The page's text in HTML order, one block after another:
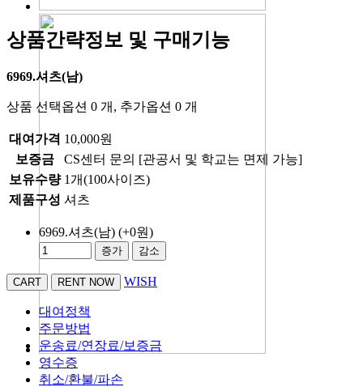
상품간략정보 및 구매기능
6969.셔츠(남)
상품 선택옵션 0 개, 추가옵션 0 개
대여가격 10,000원
보증금
CS센터 문의 [관공서 및 학교는 면제 가능]
보유수량 1개(100사이즈)
제품구성 셔츠
6969.셔츠(남) (+0원)
증가 감소
WISH
대여정책
주문방법
운송료/연장료/보증금
영수증
취소/환불/파손